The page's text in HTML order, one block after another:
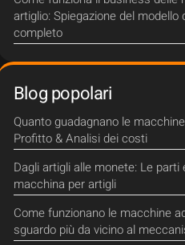
artiglio: Spiegazione del modello
completo
Blog popolari
Quanto guadagnano le
Profitto & Analisi dei costi
Dagli artigli alle monete: Le parti
macchina per artigli
Come funzionano le macchine
sguardo più da vicino al